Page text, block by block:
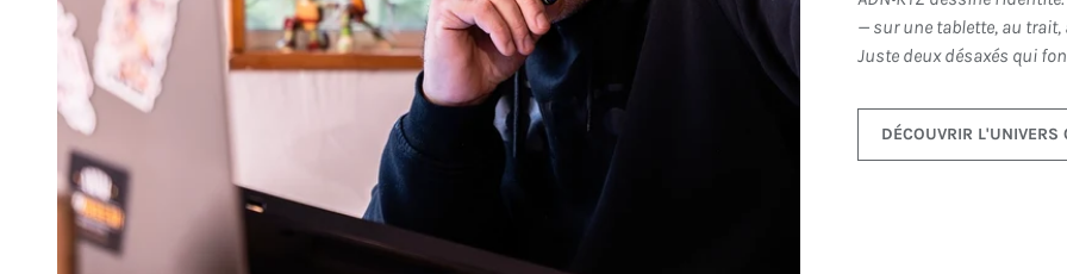
— sur une tablette, au trait,
Juste deux désaxés qui
DÉCOUVRIR L'UNIVERS